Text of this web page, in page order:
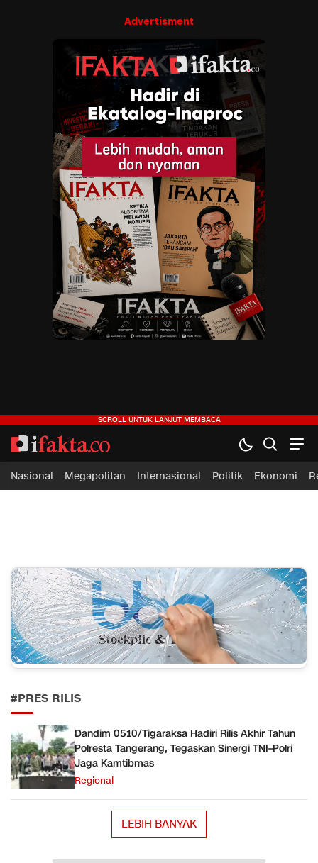
Advertisment
ifakta.co
#pastibenar
Nasional Megapolitan Internasional Politik Ekonomi
#PRES RILIS
Dandim 0510/Tigaraksa Hadiri Rilis Akhir Tahun
Polresta Tangerang, Tegaskan Sinergi TNI–Polri
Jaga Kamtibmas
Regional
LEBIH BANYAK